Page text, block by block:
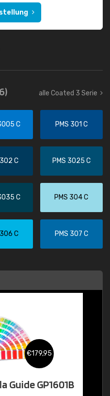
alle Coated 3 Serie
C PMS 301 C
C PMS 3025 C
C PMS 304 C
C PMS 307 C
€179,95
Guide GP1601B